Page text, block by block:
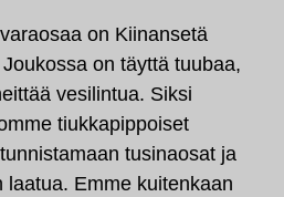
on Kiinansetä
on täyttä tuubaa,
vesilintua. Siksi
tiukkapippoiset
tusinaosat ja
laatua. Emme kuitenkaan